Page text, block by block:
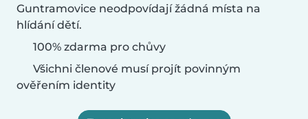
Guntramovice neodpovídají žádná místa na
hlídání dětí.
100% zdarma pro chůvy
Všichni členové musí projít povinným
ověřením identity